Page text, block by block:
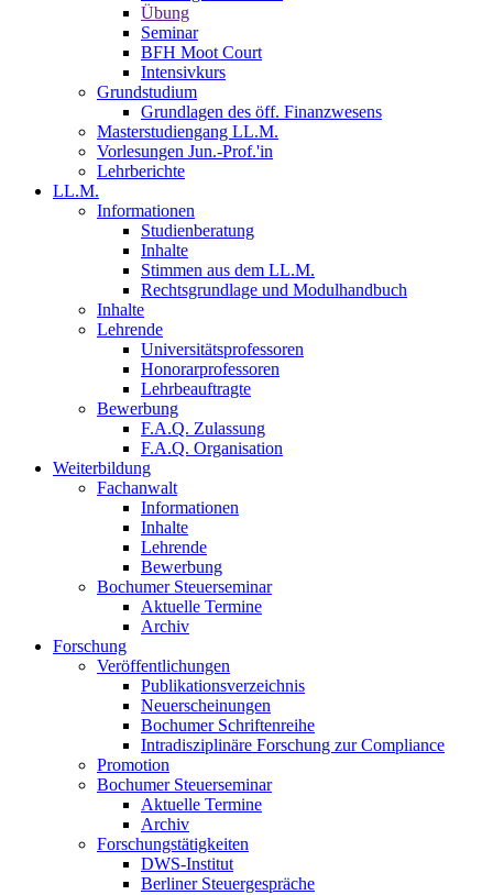
Übung
Seminar
BFH Moot Court
Intensivkurs
Grundstudium
Grundlagen des öff. Finanzwesens
Masterstudiengang LL.M.
Vorlesungen Jun.-Prof.'in
Lehrberichte
LL.M.
Informationen
Studienberatung
Inhalte
Stimmen aus dem LL.M.
Rechtsgrundlage und Modulhandbuch
Inhalte
Lehrende
Universitätsprofessoren
Honorarprofessoren
Lehrbeauftragte
Bewerbung
F.A.Q. Zulassung
F.A.Q. Organisation
Weiterbildung
Fachanwalt
Informationen
Inhalte
Lehrende
Bewerbung
Bochumer Steuerseminar
Aktuelle Termine
Archiv
Forschung
Veröffentlichungen
Publikationsverzeichnis
Neuerscheinungen
Bochumer Schriftenreihe
Intradisziplinäre Forschung zur Compliance
Promotion
Bochumer Steuerseminar
Aktuelle Termine
Archiv
Forschungstätigkeiten
DWS-Institut
Berliner Steuergespräche